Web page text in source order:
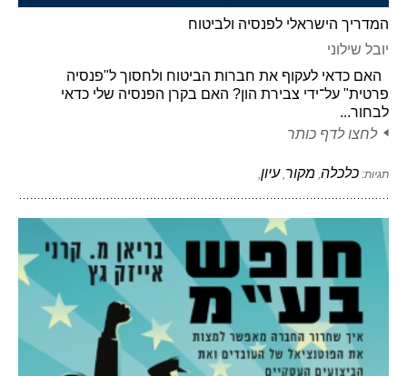
המדריך הישראלי לפנסיה ולביטוח
יובל שילוני
האם כדאי לעקוף את חברות הביטוח ולחסוך ל"פנסיה
פרטית" על־ידי צבירת הון? האם בקרן הפנסיה שלי כדאי
לבחור...
לחצו לדף כותר
תגיות: כלכלה, מקור,עיון,